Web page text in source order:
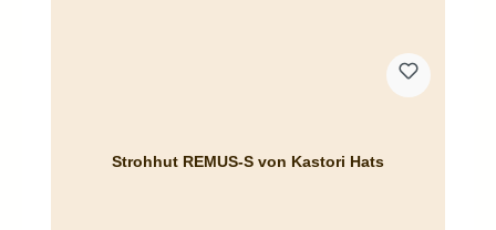
Strohhut REMUS-S von Kastori Hats